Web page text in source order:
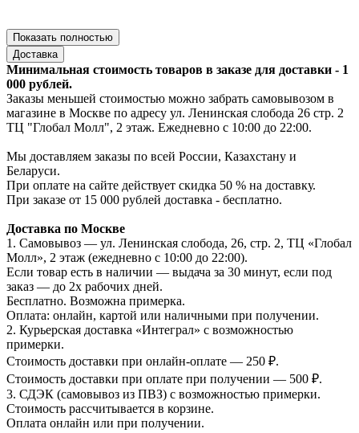
Показать полностью
Доставка
Минимальная стоимость товаров в заказе для доставки - 1
000 рублей.
Заказы меньшей стоимостью можно забрать самовывозом в
магазине в Москве по адресу ул. Ленинская слобода 26 стр. 2
ТЦ "Глобал Молл", 2 этаж. Ежедневно с 10:00 до 22:00.
Мы доставляем заказы по всей России, Казахстану и
Беларуси.
При оплате на сайте действует скидка 50 % на доставку.
При заказе от 15 000 рублей доставка - бесплатно.
Доставка по Москве
1. Самовывоз — ул. Ленинская слобода, 26, стр. 2, ТЦ «Глобал
Молл», 2 этаж (ежедневно с 10:00 до 22:00).
Если товар есть в наличии — выдача за 30 минут, если под
заказ — до 2х рабочих дней.
Бесплатно. Возможна примерка.
Оплата: онлайн, картой или наличными при получении.
2. Курьерская доставка «Интеграл» с возможностью
примерки.
Стоимость доставки при онлайн-оплате — 250 ₽.
Стоимость доставки при оплате при получении — 500 ₽.
3. СДЭК (самовывоз из ПВЗ) с возможностью примерки.
Стоимость рассчитывается в корзине.
Оплата онлайн или при получении.